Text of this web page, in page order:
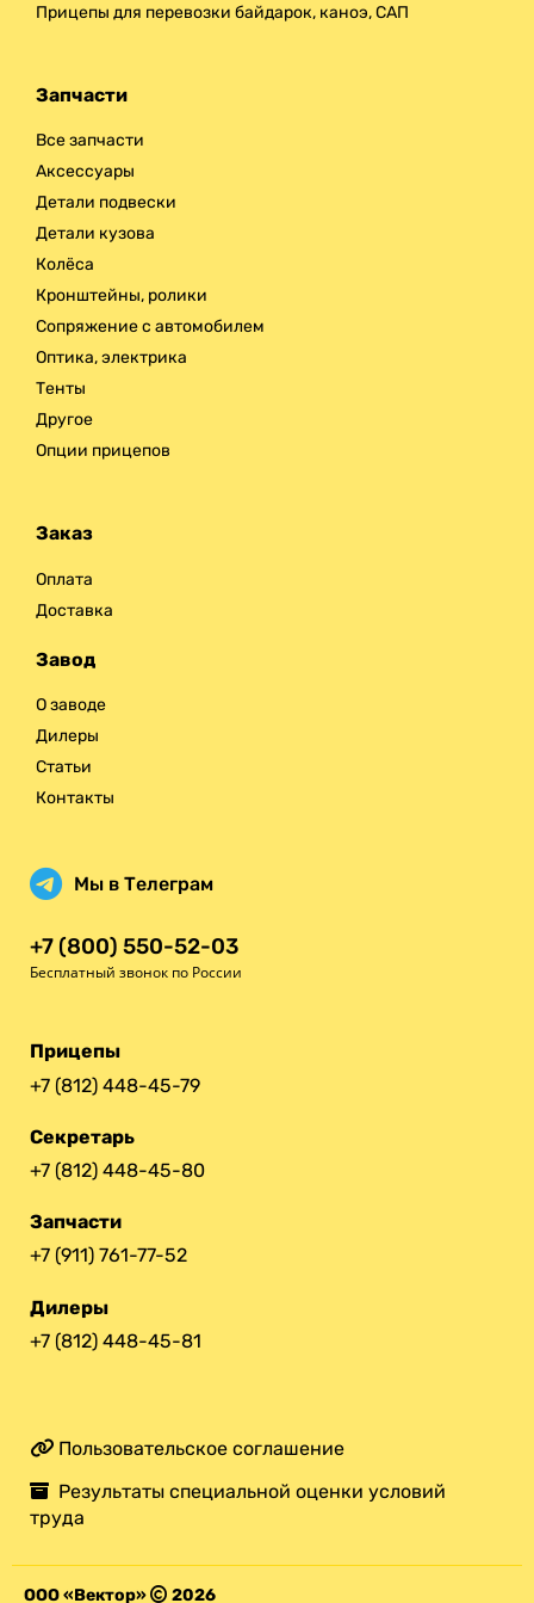
Прицепы для перевозки байдарок, каноэ, САП
Запчасти
Все запчасти
Аксессуары
Детали подвески
Детали кузова
Колёса
Кронштейны, ролики
Сопряжение с автомобилем
Оптика, электрика
Тенты
Другое
Опции прицепов
Заказ
Оплата
Доставка
Завод
О заводе
Дилеры
Статьи
Контакты
Мы в Телеграм
+7 (800) 550-52-03
Бесплатный звонок по России
Прицепы
+7 (812) 448-45-79
Секретарь
+7 (812) 448-45-80
Запчасти
+7 (911) 761-77-52
Дилеры
+7 (812) 448-45-81
Пользовательское соглашение
Результаты специальной оценки условий
труда
ООО «Вектор» 2026